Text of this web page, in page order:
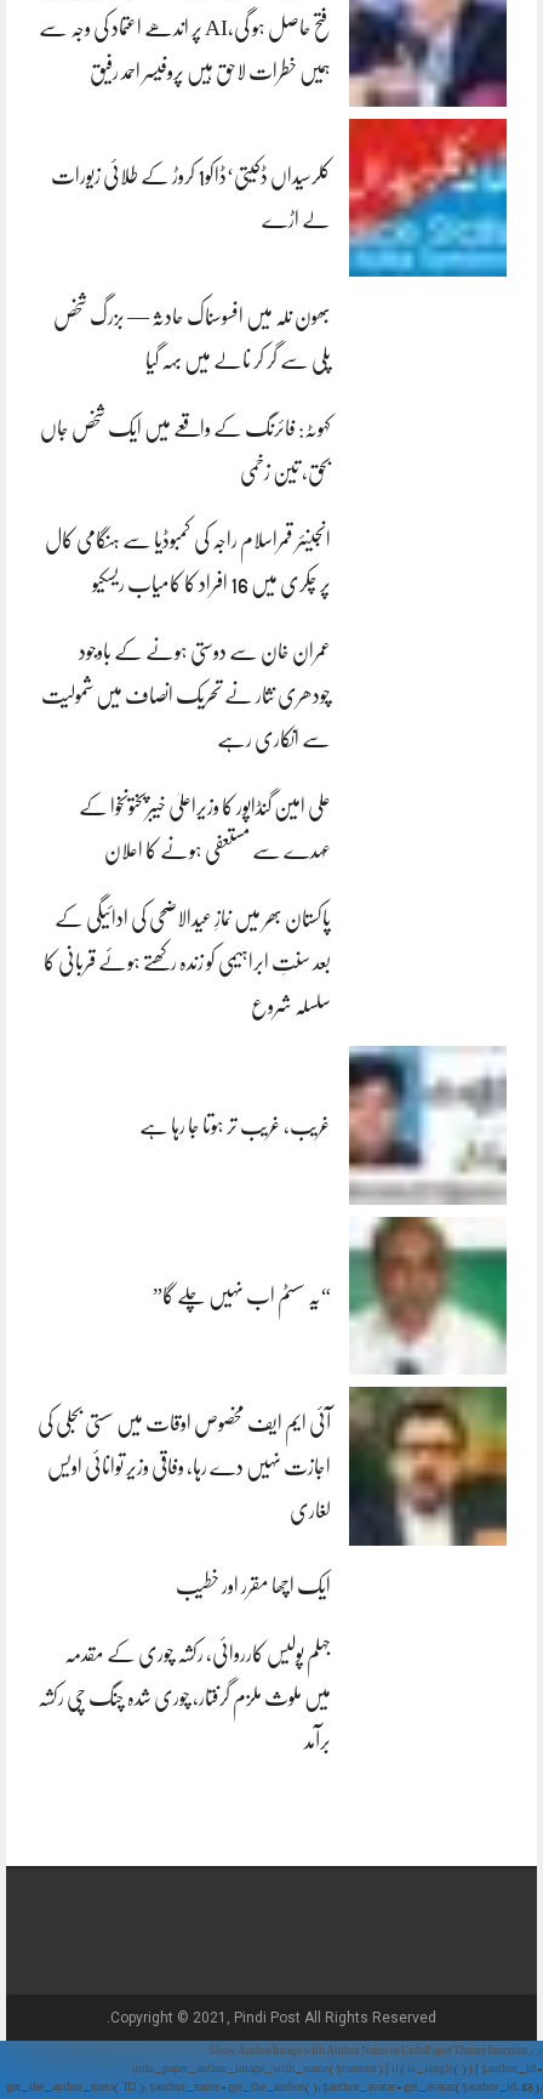
فتح حاصل ہو گی،AI پر اندھے اعتماد کی وجہ سے
ہمیں خطرات لاحق ہیں پروفیسر احمد رفیق
کلرسیداں ڈکیتی‘ڈاکو1 کروڑ کے طلائی زیورات
لے اڑے
بھون نلہ میں افسوسناک حادثہ — بزرگ شخص
پلی سے گر کر نالے میں بہہ گیا
کہوٹہ: فائرنگ کے واقعے میں ایک شخص جاں
بحق، تین زخمی
انجینئر قمراسلام راجہ کی کمبوڈیا سے ہنگامی کال
پر چکری میں 16 افراد کا کامیاب ریسکیو
عمران خان سے دوستی ہونے کے باوجود
چودھری نثار نے تحریک انصاف میں شمولیت
سے انکاری رہے
علی امین گنڈاپور کا وزیراعلیٰ خیبرپختونخوا کے
عہدے سے مستعفی ہونے کا اعلان
پاکستان بھر میں نمازِ عیدالاضحی کی ادائیگی کے
بعد سنتِ ابراہیمی کو زندہ رکھتے ہوئے قربانی کا
سلسلہ شروع
غریب، غریب تر ہوتا جا رہا ہے
“یہ سسٹم اب نہیں چلے گا”
آئی ایم ایف مخصوص اوقات میں سستی بجلی کی
اجازت نہیں دے رہا، وفاقی وزیر توانائی اویس
لغاری
ایک اچھا مقرر اور خطیب
جہلم پولیس کارروائی، رکشہ چوری کے مقدمہ
میں ملوث ملزم گرفتار، چوری شدہ چنگ چی رکشہ
برآمد
Copyright © 2021, Pindi Post All Rights Reserved.
// Show Author Image with Author Name in UrduPaper Theme function
urdu_paper_author_image_with_name($content) { if (is_single()) { $author_id =
get_the_author_meta('ID'); $author_name = get_the_author(); $author_avatar = get_avatar($author_id, 48);